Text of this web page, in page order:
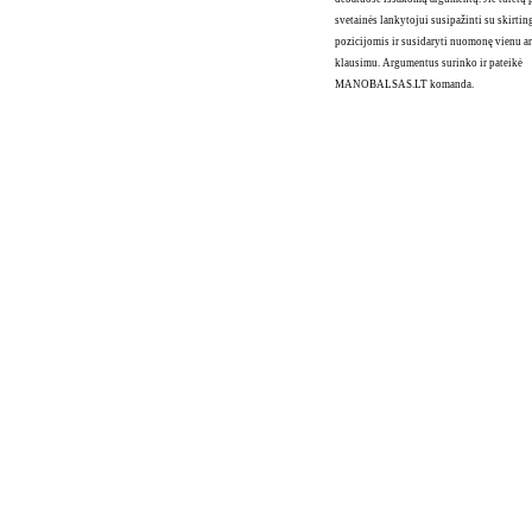
svetainės lankytojui susipažinti su
pozicijomis ir susidaryti nuomonę vienu
klausimu. Argumentus surinko ir pateikė
MANOBALSAS.LT komanda.